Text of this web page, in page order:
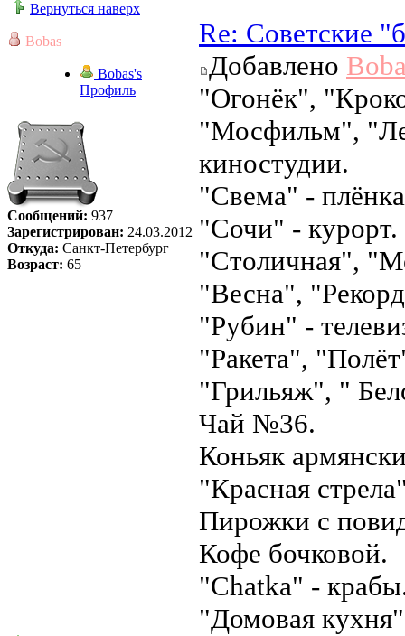
Вернуться наверх
Bobas
Bobas's
Профиль
Сообщений: 937
Зарегистрирован: 24.03.2012
Откуда: Санкт-Петербург
Возраст: 65
Re: Советские
Добавлено
"Огонёк",
"Мосфильм",
киностудии.
"Свема" -
"Сочи" - курорт.
"Столичная",
"Весна",
"Рубин" -
"Ракета",
"Грильяж", "
Чай №36.
Коньяк
"Красная
Пирожки с
Кофе бочковой.
"Chatka" -
"Домовая